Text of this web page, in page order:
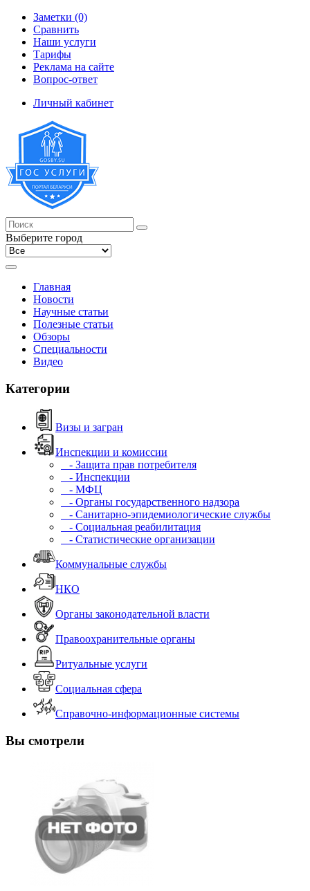
Заметки (0)
Сравнить
Наши услуги
Тарифы
Реклама на сайте
Вопрос-ответ
Личный кабинет
Выберите город
Главная
Новости
Научные статьи
Полезные статьи
Обзоры
Специальности
Видео
Категории
Визы и загран
Инспекции и комиссии
- Защита прав потребителя
- Инспекции
- МФЦ
- Органы государственного надзора
- Санитарно-эпидемиологические службы
- Социальная реабилитация
- Статистические организации
Коммунальные службы
НКО
Органы законодательной власти
Правоохранительные органы
Ритуальные услуги
Социальная сфера
Справочно-информационные системы
Вы смотрели